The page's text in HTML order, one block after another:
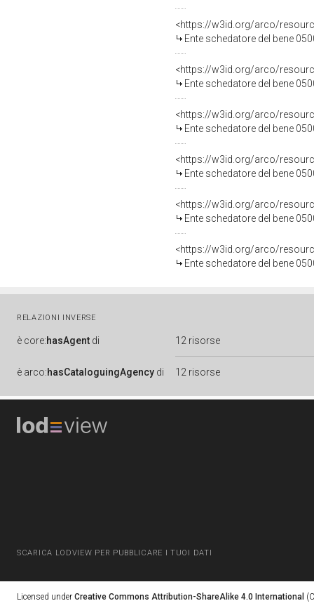
<https://w3id.org/arco/
Ente schedatore del bene
<https://w3id.org/arco/
Ente schedatore del bene
<https://w3id.org/arco/
Ente schedatore del bene
<https://w3id.org/arco/
Ente schedatore del bene
<https://w3id.org/arco/
Ente schedatore del bene
<https://w3id.org/arco/
Ente schedatore del bene
RELAZIONI INVERSE
è core:hasAgent di 12 risorse
è arco:hasCataloguingAgency di 12 risorse
SCARICA LODVIEW PER PUBBLICARE I TUOI DATI
Licensed under Creative Commons Attribution-ShareAlike 4.0 International